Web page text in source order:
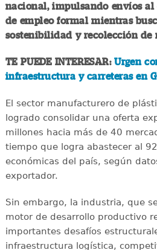
nacional, impulsando envíos al
de empleo formal mientras
sostenibilidad y recolección de
TE PUEDE INTERESAR:Urgen
infraestructura y carreteras en
El sector manufacturero de
logrado consolidar una oferta
millones hacia más de 40
tiempo que logra abastecer al
económicas del país, según
exportador.
Sin embargo, la industria, que
motor de desarrollo productivo
importantes desafíos
infraestructura logística,